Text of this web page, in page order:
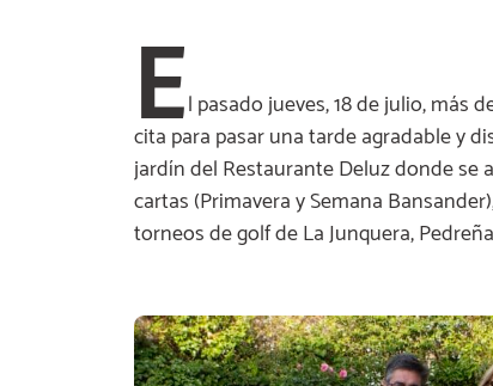
El pasado jueves, 18 de julio, más
cita para pasar una tarde agradable y
jardín del Restaurante Deluz donde se
cartas (Primavera y Semana
torneos de golf de La Junquera,